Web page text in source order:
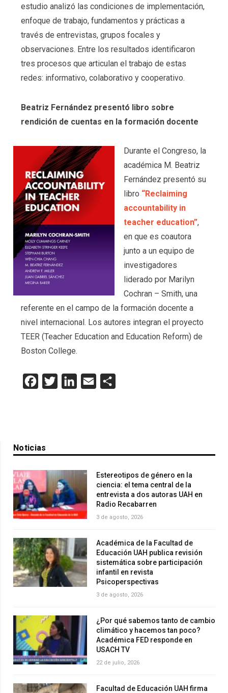
estudio analizó las condiciones de implementación,
enfoque de trabajo, fundamentos y prácticas a
través de entrevistas, grupos focales y
observaciones. Entre los resultados identificaron
tres procesos que articulan el trabajo de estas
redes: informativo, colaborativo y cooperativo.
Beatriz Fernández presentó libro sobre
rendición de cuentas en la formación docente
Durante el Congreso, la
académica M. Beatriz
Fernández presentó su
libro “Reclaiming
accountability in
teacher education”,
en que es coautora
junto a un equipo de
investigadores
liderado por Marilyn
Cochran – Smith, una
referente en el campo de la formación docente a
nivel internacional. Los autores integran el proyecto
TEER (Teacher Education and Education Reform) de
Boston College.
Facebook
Twitter LinkedInEmail
Noticias
Estereotipos de género en la
ciencia: el tema central de la
entrevista a dos autoras UAH en
Radio Recabarren
3 de agosto, 2026
Académica de la Facultad de
Educación UAH publica revisión
sistemática sobre participación
infantil en revista
Psicoperspectivas
3 de agosto, 2026
¿Por qué sabemos tanto de cambio
climático y hacemos tan poco?
Académica FED responde en
USACH TV
22 de julio, 2026
Facultad de Educación UAH firma